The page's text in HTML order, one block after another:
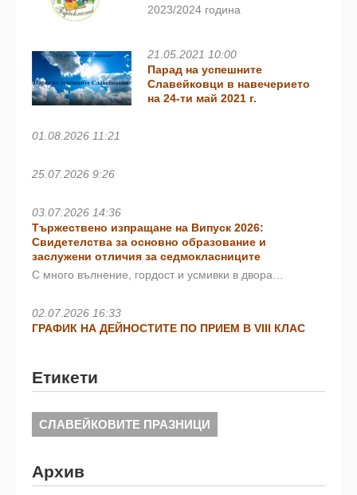
2023/2024 година
21.05.2021 10:00
Парад на успешните
Славейковци в навечерието
на 24-ти май 2021 г.
01.08.2026 11:21
25.07.2026 9:26
03.07.2026 14:36
Тържествено изпращане на Випуск 2026:
Свидетелства за основно образование и
заслужени отличия за седмокласниците
С много вълнение, гордост и усмивки в двора…
02.07.2026 16:33
ГРАФИК НА ДЕЙНОСТИТЕ ПО ПРИЕМ В VIII КЛАС
Етикети
СЛАВЕЙКОВИТЕ ПРАЗНИЦИ
Архив